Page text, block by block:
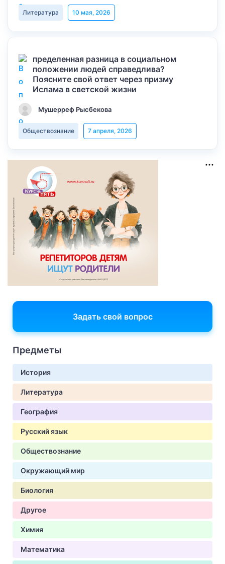
Литература 10 мая, 2026
пределенная разница в социальном
положении людей справедлива?
Поясните свой ответ через призму
Ислама в светской жизни
Мушерреф Рысбекова
Обществознание 7 апреля, 2026
Задать свой вопрос
Предметы
История
Литература
География
Русский язык
Обществознание
Окружающий мир
Биология
Другое
Химия
Математика